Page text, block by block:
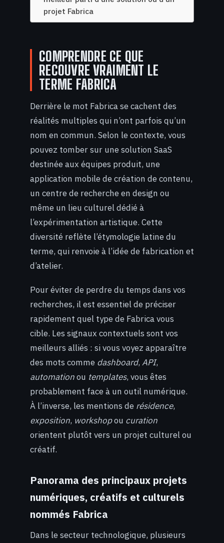
projet Fabrica
COMPRENDRE CE QUE
RECOUVRE VRAIMENT LE
TERME FABRICA
Derrière le mot Fabrica se cachent des
réalités multiples qui n’ont parfois qu’un
nom en commun. Selon le contexte, vous
pouvez tomber sur une solution SaaS
destinée aux équipes produit, une
application mobile de création de contenu,
un centre de recherche en design ou
même un lieu culturel dédié à
l’expérimentation artistique. Cette
diversité reflète l’étymologie latine du
terme, qui renvoie à l’idée de fabrication et
d’atelier.
Pour éviter de perdre du temps dans vos
recherches, il est essentiel de préciser
rapidement quel type de Fabrica vous
cible. Les signaux contextuels sont vos
meilleurs alliés : si vous voyez apparaître
des mots comme dashboard, API,
automationou templates, vous êtes
probablement face à un outil numérique.
À l’inverse, les mentions de résidence,
exposition, workshopou curation
orientent plutôt vers un projet culturel ou
créatif.
Panorama des principaux projets
numériques, créatifs et culturels
nommés Fabrica
Dans le secteur technologique, plusieurs